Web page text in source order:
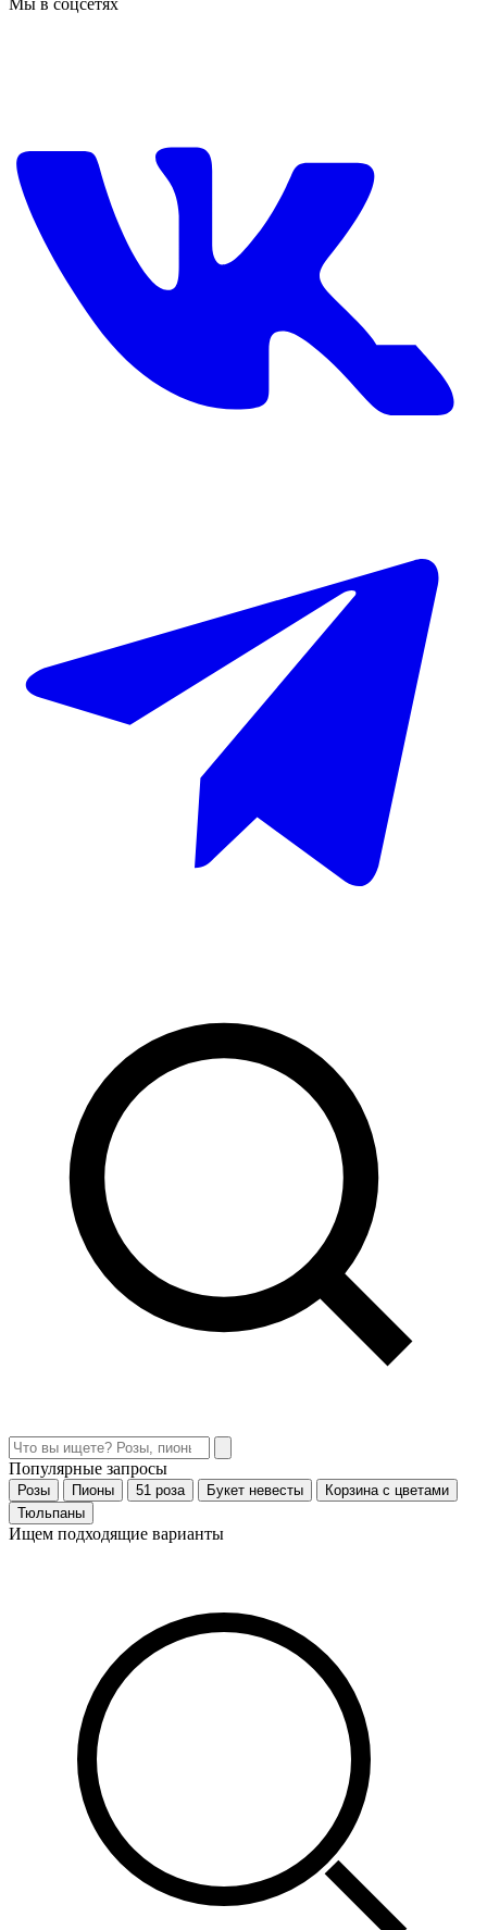
Мы в соцсетях
Популярные запросы
Розы Пионы 51 роза Букет невесты
Корзина с цветами
Тюльпаны
Ищем подходящие варианты